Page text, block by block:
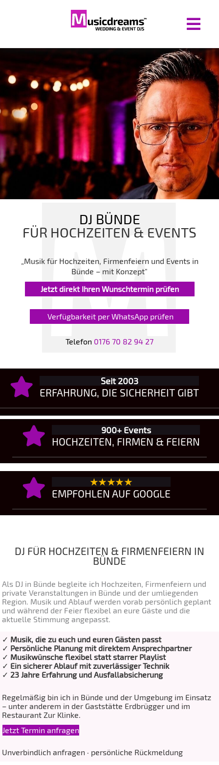
DJ BÜNDE
FÜR HOCHZEITEN & EVENTS
„Musik für Hochzeiten, Firmenfeiern und Events in
Bünde – mit Konzept"
Jetzt direkt Ihren Wunschtermin prüfen
Verfügbarkeit per WhatsApp prüfen
Telefon 0176 70 82 94 27
Seit 2003
ERFAHRUNG, DIE SICHERHEIT GIBT
900+ Events
HOCHZEITEN, FIRMEN & FEIERN
★★★★★
EMPFOHLEN AUF GOOGLE
DJ FÜR HOCHZEITEN & FIRMENFEIERN IN
BÜNDE
Als DJ in Bünde begleite ich Hochzeiten, Firmenfeiern und
private Veranstaltungen in Bünde und der umliegenden
Region. Musik und Ablauf werden vorab persönlich geplant
und während der Feier flexibel an eure Gäste und die
aktuelle Stimmung angepasst.
✓ Musik, die zu euch und euren Gästen passt
✓ Persönliche Planung mit direktem Ansprechpartner
✓ Musikwünsche flexibel statt starrer Playlist
✓ Ein sicherer Ablauf mit zuverlässiger Technik
✓ 23 Jahre Erfahrung und Ausfallabsicherung
Regelmäßig bin ich in Bünde und der Umgebung im Einsatz
– unter anderem in der Gaststätte Erdbrügger und im
Restaurant Zur Klinke.
Jetzt Termin anfragen
Unverbindlich anfragen · persönliche Rückmeldung